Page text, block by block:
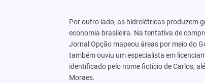
Por outro lado, as hidrelétricas produzem
economia brasileira. Na tentativa de
Jornal Opção mapeou áreas por meio do
também ouviu um especialista em
identificado pelo nome fictício de Carlos,
Moraes.